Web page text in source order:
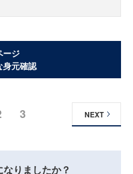
ージ
身元確認
3 NEXT
りましたか？